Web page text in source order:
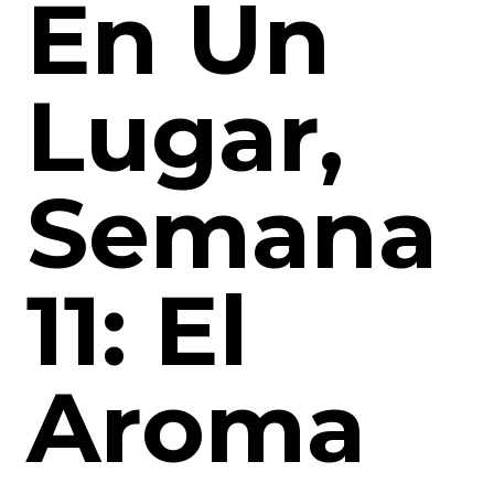
En Un
Lugar,
Semana
11: El
Aroma